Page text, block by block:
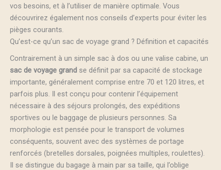
vos besoins, et à l’utiliser de manière optimale. Vous
découvrirez également nos conseils d’experts pour éviter les
pièges courants.
Qu’est-ce qu’un sac de voyage grand ? Définition et capacités
Contrairement à un simple sac à dos ou une valise cabine, un
sac de voyage grand se définit par sa capacité de stockage
importante, généralement comprise entre 70 et 120 litres, et
parfois plus. Il est conçu pour contenir l’équipement
nécessaire à des séjours prolongés, des expéditions
sportives ou le baggage de plusieurs personnes. Sa
morphologie est pensée pour le transport de volumes
conséquents, souvent avec des systèmes de portage
renforcés (bretelles dorsales, poignées multiples, roulettes).
Il se distingue du bagage à main par sa taille, qui l’oblige